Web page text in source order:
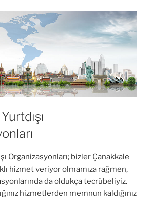
Organizasyonları; bizler Çanakkale
hizmet veriyor olmamıza rağmen,
da oldukça tecrübeliyiz.
hizmetlerden memnun kaldığınız